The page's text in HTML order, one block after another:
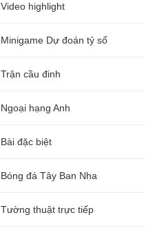
Video highlight
Minigame Dự đoán tỷ số
Trận cầu đinh
Ngoại hạng Anh
Bài đặc biệt
Bóng đá Tây Ban Nha
Tường thuật trực tiếp